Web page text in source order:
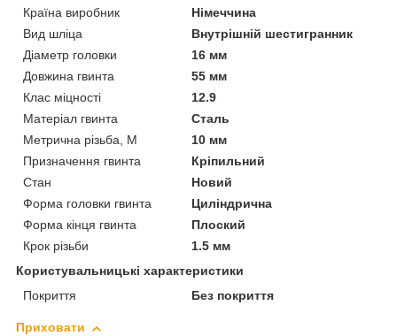
Країна виробник
Німеччина
Вид шліца
Внутрішній шестигранник
Діаметр головки
16 мм
Довжина гвинта
55 мм
Клас міцності
12.9
Матеріал гвинта
Сталь
Метрична різьба, М
10 мм
Призначення гвинта
Кріпильний
Стан
Новий
Форма головки гвинта
Циліндрична
Форма кінця гвинта
Плоский
Крок різьби
1.5 мм
Користувальницькі характеристики
Покриття
Без покриття
Приховати